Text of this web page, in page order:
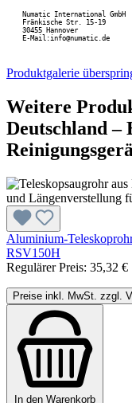
Numatic International GmbH
Fränkische Str. 15-19
30455 Hannover
E-Mail:info@numatic.de
Produktgalerie
Weitere
Deutschland –
Aluminium-
RSV150H
Regulärer Preis: 35,32 €
Preise inkl. MwSt. zzgl.
In den Warenkorb